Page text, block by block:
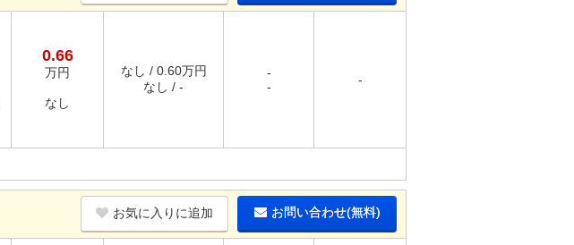
0.66
万円
なし
なし / 0.60万円
なし / -
-
-
-
お気に入りに追加 お問い合わせ(無料)